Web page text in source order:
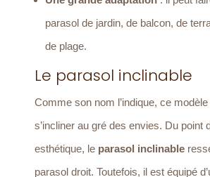
parasol de jardin, de balcon, de
de plage.
Le parasol inclinable
Comme son nom l’indique, ce
s’incliner au gré des envies. Du point
esthétique, le parasol inclinable
parasol droit. Toutefois, il est équipé